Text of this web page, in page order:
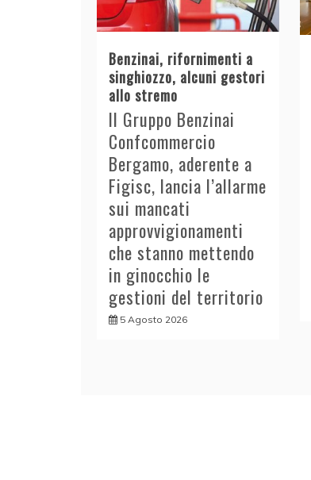
Benzinai, rifornimenti a
singhiozzo, alcuni gestori
allo stremo
Il Gruppo Benzinai
Confcommercio
Bergamo, aderente a
Figisc, lancia l’allarme
sui mancati
approvvigionamenti
che stanno mettendo
in ginocchio le
gestioni del territorio
5 Agosto 2026